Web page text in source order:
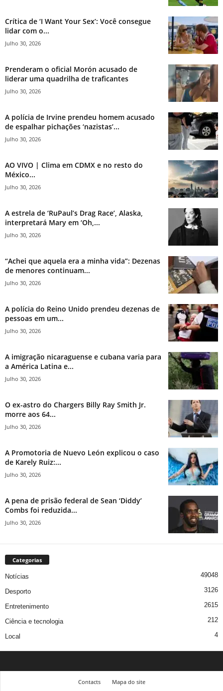
Crítica de ‘I Want Your Sex’: Você consegue
lidar com o...
Julho 30, 2026
Prenderam o oficial Morón acusado de
liderar uma quadrilha de traficantes
Julho 30, 2026
A polícia de Irvine prendeu homem acusado
de espalhar pichações ‘nazistas’...
Julho 30, 2026
AO VIVO | Clima em CDMX e no resto do
México...
Julho 30, 2026
A estrela de ‘RuPaul’s Drag Race’, Alaska,
interpretará Mary em ‘Oh,...
Julho 30, 2026
“Achei que aquela era a minha vida”: Dezenas
de menores continuam...
Julho 30, 2026
A polícia do Reino Unido prendeu dezenas de
pessoas em um...
Julho 30, 2026
A imigração nicaraguense e cubana varia para
a América Latina e...
Julho 30, 2026
O ex-astro do Chargers Billy Ray Smith Jr.
morre aos 64...
Julho 30, 2026
A Promotoria de Nuevo León explicou o caso
de Karely Ruiz:...
Julho 30, 2026
A pena de prisão federal de Sean ‘Diddy’
Combs foi reduzida...
Julho 30, 2026
Categorias
Notícias 49048
Desporto 3126
Entretenimento 2615
Ciência e tecnologia 212
Local 4
Contacts Mapa do site